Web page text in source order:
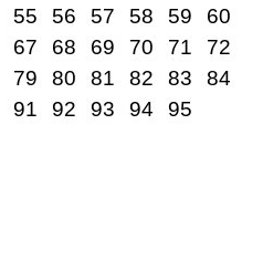
55 56 57 58 59
60
67 68 69 70 71
72
79 80 81 82 83
84
91 92 93 94 95